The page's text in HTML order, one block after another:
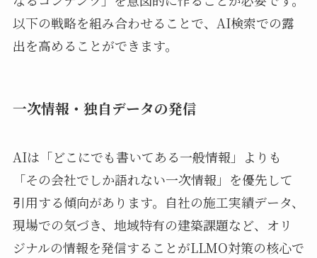
以下の戦略を組み合わせることで、AI検索での露
出を高めることができます。
一次情報・独自データの発信
AIは「どこにでも書いてある一般情報」よりも
「その会社でしか語れない一次情報」を優先して
引用する傾向があります。自社の施工実績データ、
現場での気づき、地域特有の建築課題など、オリ
ジナルの情報を発信することがLLMO対策の核心で